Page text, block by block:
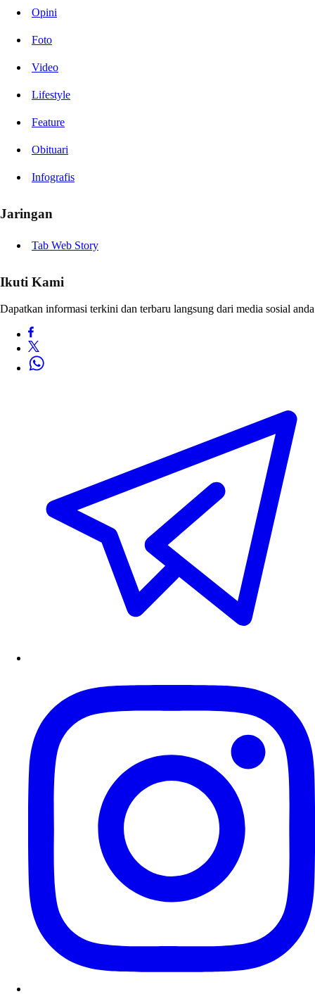
Opini
Foto
Video
Lifestyle
Feature
Obituari
Infografis
Jaringan
Tab Web Story
Ikuti Kami
Dapatkan informasi terkini dan terbaru langsung dari media sosial anda